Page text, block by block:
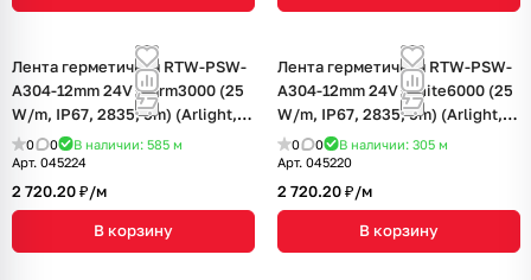
Лента герметичная RTW-PSW-
A304-12mm 24V Warm3000 (25
W/m, IP67, 2835, 5m) (Arlight, 5
лет)
0 0 В наличии: 585 м
Арт. 045224
2 720.20 ₽/м
В корзину
Лента герметичная RTW-PSW-
A304-12mm 24V White6000 (25
W/m, IP67, 2835, 5m) (Arlight, 5
лет)
0 0 В наличии: 305 м
Арт. 045220
2 720.20 ₽/м
В корзину